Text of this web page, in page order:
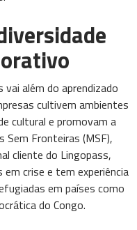
além do aprendizado
cultivem ambientes
cultural e promovam a
Sem Fronteiras (MSF),
cliente do Lingopass,
crise e tem experiência
em países como
do Congo.